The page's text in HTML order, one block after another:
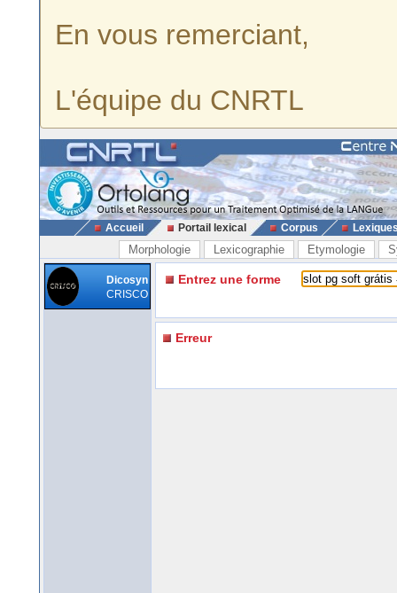
En vous remerciant,
L'équipe du CNRTL
Accueil Portail lexical Corpus
Morphologie Lexicographie Etymologie
Dicosyn
CRISCO
Entrez une forme
Erreur